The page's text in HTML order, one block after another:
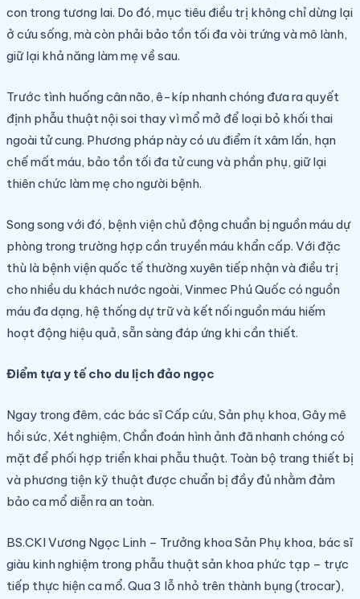
con trong tương lai. Do đó, mục tiêu điều trị không chỉ dừng lại
ở cứu sống, mà còn phải bảo tồn tối đa vòi trứng và mô lành,
giữ lại khả năng làm mẹ về sau.
Trước tình huống cân não, ê-kíp nhanh chóng đưa ra quyết
định phẫu thuật nội soi thay vì mổ mở để loại bỏ khối thai
ngoài tử cung. Phương pháp này có ưu điểm ít xâm lấn, hạn
chế mất máu, bảo tồn tối đa tử cung và phần phụ, giữ lại
thiên chức làm mẹ cho người bệnh.
Song song với đó, bệnh viện chủ động chuẩn bị nguồn máu dự
phòng trong trường hợp cần truyền máu khẩn cấp. Với đặc
thù là bệnh viện quốc tế thường xuyên tiếp nhận và điều trị
cho nhiều du khách nước ngoài, Vinmec Phú Quốc có nguồn
máu đa dạng, hệ thống dự trữ và kết nối nguồn máu hiếm
hoạt động hiệu quả, sẵn sàng đáp ứng khi cần thiết.
Điểm tựa y tế cho du lịch đảo ngọc
Ngay trong đêm, các bác sĩ Cấp cứu, Sản phụ khoa, Gây mê
hồi sức, Xét nghiệm, Chẩn đoán hình ảnh đã nhanh chóng có
mặt để phối hợp triển khai phẫu thuật. Toàn bộ trang thiết bị
và phương tiện kỹ thuật được chuẩn bị đầy đủ nhằm đảm
bảo ca mổ diễn ra an toàn.
BS.CKI Vương Ngọc Linh – Trưởng khoa Sản Phụ khoa, bác sĩ
giàu kinh nghiệm trong phẫu thuật sản khoa phức tạp – trực
tiếp thực hiện ca mổ. Qua 3 lỗ nhỏ trên thành bụng (trocar),